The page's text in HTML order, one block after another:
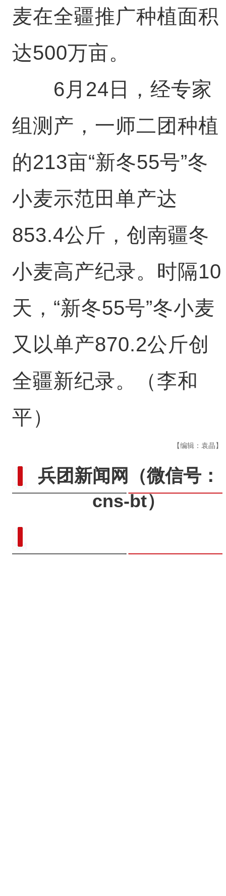
麦在全疆推广种植面积
达500万亩。
6月24日，经专家
组测产，一师二团种植
的213亩“新冬55号”冬
小麦示范田单产达
853.4公斤，创南疆冬
小麦高产纪录。时隔10
天，“新冬55号”冬小麦
又以单产870.2公斤创
全疆新纪录。（李和
平）
【编辑：袁晶】
兵团新闻网
（微信号：
cns-bt）